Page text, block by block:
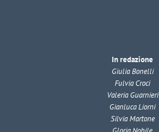
In redazione
Giulia Bonelli
Fulvia Croci
Valeria Guarnieri
Gianluca Liorni
Silvia Martone